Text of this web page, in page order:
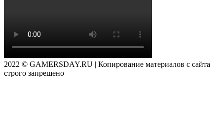
2022 © GAMERSDAY.RU | Копирование материалов с сайта
строго запрещено